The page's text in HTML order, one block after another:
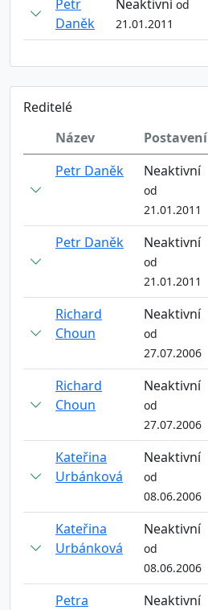
Petr
Daněk
Neaktivníod
21.01.2011
Reditelé
Název
Postavení
Petr Daněk
Neaktivní
od
21.01.2011
Petr Daněk Neaktivní
od
21.01.2011
Richard
Choun
Neaktivní
od
27.07.2006
Richard
Choun
Neaktivní
od
27.07.2006
Kateřina
Urbánková
Neaktivní
od
08.06.2006
Kateřina
Urbánková
Neaktivní
od
08.06.2006
Petra
Neaktivní